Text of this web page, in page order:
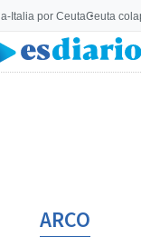
Italia por CeutaCeuta
ARCO